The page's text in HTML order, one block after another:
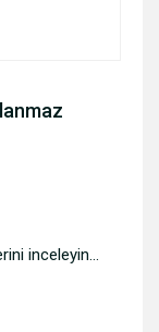
inceleyin...